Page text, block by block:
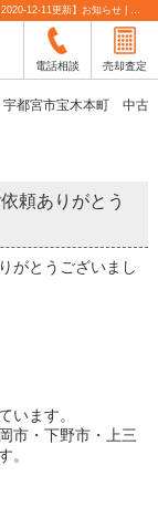
宇都宮市宝木本町 中古戸建 媒介のご依頼ありがとうございました。【2020-12-11更新】お知らせ | 宇都宮市の不動産売却査定なら小金井不動産
電話相談 売却査定
宇都宮市宝木本町 中古
頼ありがとう
とうございまし
います。
市・下野市・上三
。